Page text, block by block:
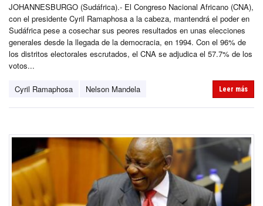
JOHANNESBURGO (Sudáfrica).- El Congreso Nacional Africano (CNA),
con el presidente Cyril Ramaphosa a la cabeza, mantendrá el poder en
Sudáfrica pese a cosechar sus peores resultados en unas elecciones
generales desde la llegada de la democracia, en 1994. Con el 96% de
los distritos electorales escrutados, el CNA se adjudica el 57.7% de los
votos...
Cyril Ramaphosa Nelson Mandela Leer más